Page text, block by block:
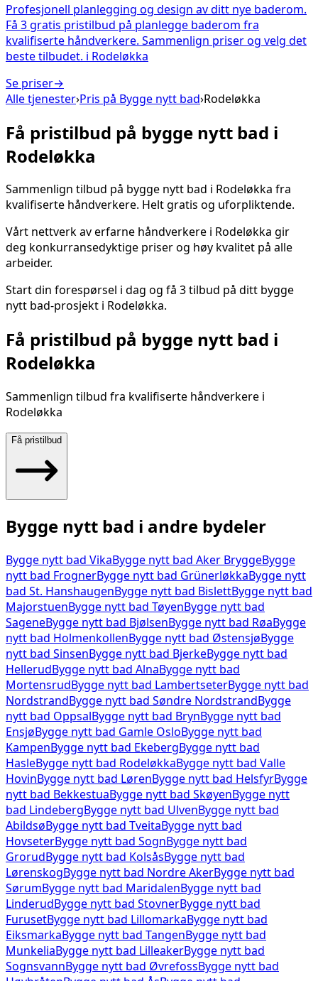
Profesjonell planlegging og design av ditt nye baderom.
Få 3 gratis pristilbud på planlegge baderom fra
kvalifiserte håndverkere. Sammenlign priser og velg det
beste tilbudet. i Rodeløkka
Se priser→
Alle tjenester›Pris på Bygge nytt bad›Rodeløkka
Få pristilbud på bygge nytt bad i
Rodeløkka
Sammenlign tilbud på bygge nytt bad i Rodeløkka fra
kvalifiserte håndverkere. Helt gratis og uforpliktende.
Vårt nettverk av erfarne håndverkere i Rodeløkka gir
deg konkurransedyktige priser og høy kvalitet på alle
arbeider.
Start din forespørsel i dag og få 3 tilbud på ditt bygge
nytt bad-prosjekt i Rodeløkka.
Få pristilbud på bygge nytt bad i
Rodeløkka
Sammenlign tilbud fra kvalifiserte håndverkere i
Rodeløkka
Få pristilbud
Bygge nytt bad i andre bydeler
Bygge nytt bad VikaBygge nytt bad Aker BryggeBygge
nytt bad FrognerBygge nytt bad GrünerløkkaBygge nytt
bad St. HanshaugenBygge nytt bad BislettBygge nytt bad
MajorstuenBygge nytt bad TøyenBygge nytt bad
SageneBygge nytt bad BjølsenBygge nytt bad RøaBygge
nytt bad HolmenkollenBygge nytt bad ØstensjøBygge
nytt bad SinsenBygge nytt bad BjerkeBygge nytt bad
HellerudBygge nytt bad AlnaBygge nytt bad
MortensrudBygge nytt bad LambertseterBygge nytt bad
NordstrandBygge nytt bad Søndre NordstrandBygge
nytt bad OppsalBygge nytt bad BrynBygge nytt bad
EnsjøBygge nytt bad Gamle OsloBygge nytt bad
KampenBygge nytt bad EkebergBygge nytt bad
HasleBygge nytt bad RodeløkkaBygge nytt bad Valle
HovinBygge nytt bad LørenBygge nytt bad HelsfyrBygge
nytt bad BekkestuaBygge nytt bad SkøyenBygge nytt
bad LindebergBygge nytt bad UlvenBygge nytt bad
AbildsøBygge nytt bad TveitaBygge nytt bad
HovseterBygge nytt bad SognBygge nytt bad
GrorudBygge nytt bad KolsåsBygge nytt bad
LørenskogBygge nytt bad Nordre AkerBygge nytt bad
SørumBygge nytt bad MaridalenBygge nytt bad
LinderudBygge nytt bad StovnerBygge nytt bad
FurusetBygge nytt bad LillomarkaBygge nytt bad
EiksmarkaBygge nytt bad TangenBygge nytt bad
MunkeliaBygge nytt bad LilleakerBygge nytt bad
SognsvannBygge nytt bad ØvrefossBygge nytt bad